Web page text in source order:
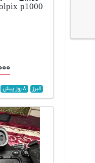
p1000
البرز ۸ روز پیش